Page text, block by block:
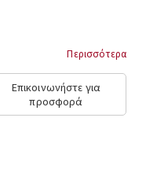
Περισσότερα
Επικοινωνήστε για
προσφορά